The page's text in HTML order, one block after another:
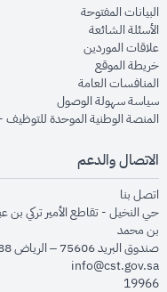
البيانات المفتوحةin new window
الأسئلة الشائعةin new window
علاقات الموردينin new window
خريطة الموقعin new window
المنافسات العامةnew window
سياسة سهولة الوصولwindow
المنصة الوطنية الموحدة
الاتصال والدعم
اتصل بنا
حي النخيل - تقاطع الأمير تركي بن
بن محمد
صندوق البريد 75606 – الرياض 11588
info@cst.gov.sa
19966